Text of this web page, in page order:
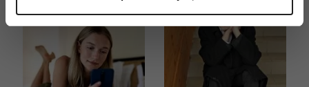
dane są przetwarzane oraz ustaw własne preferencje w
sekcji szczegółów . W Deklaracji plików cookie możesz
zmienić lub wycofać swoją zgodę w dowolnej chwili.